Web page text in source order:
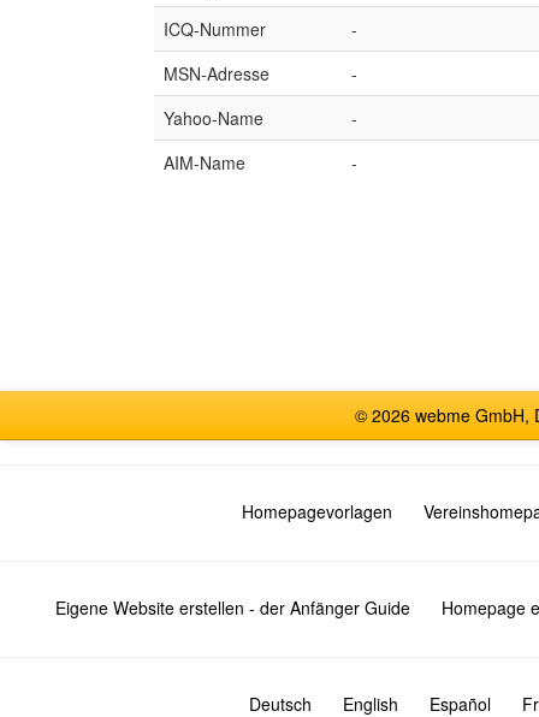
ICQ-Nummer
-
MSN-Adresse
-
Yahoo-Name
-
AIM-Name
-
© 2026 webme GmbH,
Homepagevorlagen
Eigene Website erstellen - der Anfänger Guide Homepage
Deutsch English Español